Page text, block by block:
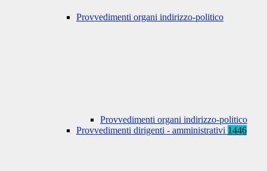
Provvedimenti organi indirizzo-politico
Provvedimenti organi indirizzo-politico
Provvedimenti dirigenti - amministrativi 1446